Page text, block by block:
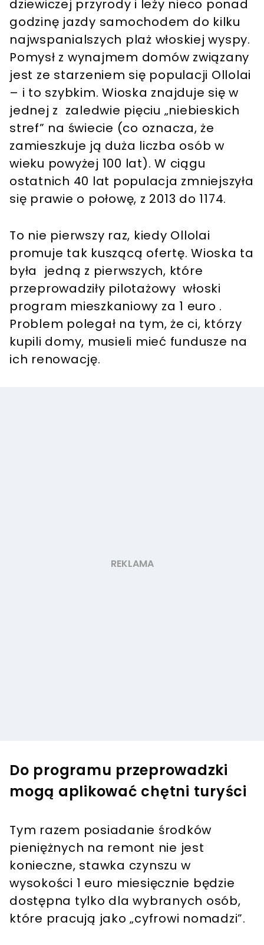
dziewiczej przyrody i leży nieco ponad
godzinę jazdy samochodem do kilku
najwspanialszych plaż włoskiej wyspy.
Pomysł z wynajmem domów związany
jest ze starzeniem się populacji Ollolai
– i to szybkim. Wioska znajduje się w
jednej z zaledwie pięciu „niebieskich
stref” na świecie (co oznacza, że ​​
zamieszkuje ją duża liczba osób w
wieku powyżej 100 lat). W ciągu
ostatnich 40 lat populacja zmniejszyła
się prawie o połowę, z 2013 do 1174.
To nie pierwszy raz, kiedy Ollolai
promuje tak kuszącą ofertę. Wioska ta
była jedną z pierwszych, które
przeprowadziły pilotażowy włoski
program mieszkaniowy za 1 euro .
Problem polegał na tym, że ci, którzy
kupili domy, musieli mieć fundusze na
ich renowację.
Do programu przeprowadzki
mogą aplikować chętni turyści
Tym razem posiadanie środków
pieniężnych na remont nie jest
konieczne, stawka czynszu w
wysokości 1 euro miesięcznie będzie
dostępna tylko dla wybranych osób,
które pracują jako „cyfrowi nomadzi”.